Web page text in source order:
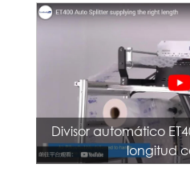
Divisor automático
longitud